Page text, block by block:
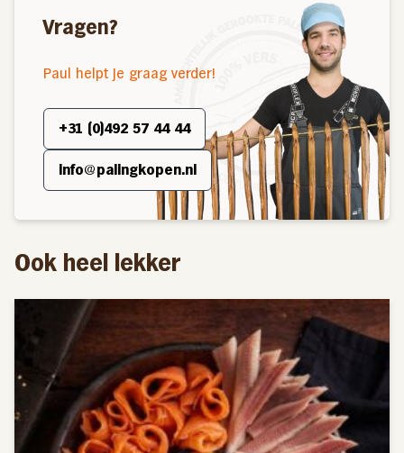
Vragen?
Paul helpt je graag verder!
+31 (0)492 57 44 44
info@palingkopen.nl
Ook heel lekker